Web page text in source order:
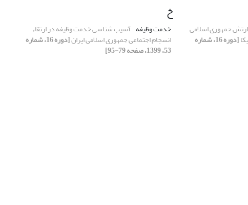
ارتش جمهوری اسلامی
[دوره 16، شماره
خ
خدمت وظیفه آسیب شناسی خدمت وظیفه در ارتقاء
انسجام اجتماعی جمهوری اسلامی ایران [دوره 16، شماره
53، 1399، صفحه 79-95]